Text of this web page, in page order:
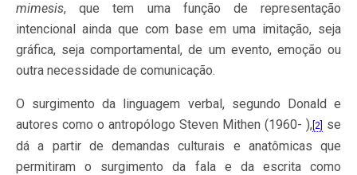
mimesis, que tem uma função de representação
intencional ainda que com base em uma imitação, seja
gráfica, seja comportamental, de um evento, emoção ou
outra necessidade de comunicação.
O surgimento da linguagem verbal, segundo Donald e
autores como o antropólogo Steven Mithen (1960- ), [2]
se
dá a partir de demandas culturais e anatômicas que
permitiram o surgimento da fala e da escrita como